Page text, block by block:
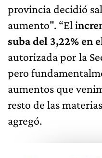
provincia decidió
aumento". “El i
suba del 3,22% en
autorizada por la
pero
aumentos que
resto de las
agregó.